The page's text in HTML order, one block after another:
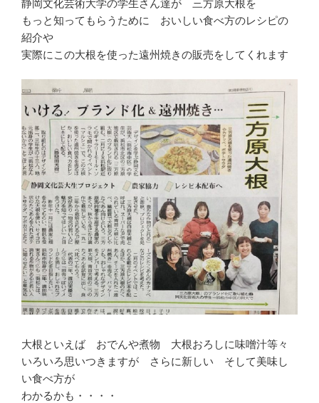
静岡文化芸術大学の学生さん達が 三方原大根を
もっと知ってもらうために おいしい食べ方のレシピの
紹介や
実際にこの大根を使った遠州焼きの販売をしてくれます
大根といえば おでんや煮物 大根おろしに味噌汁等々
いろいろ思いつきますが さらに新しい そして美味し
い食べ方が
わかるかも・・・・